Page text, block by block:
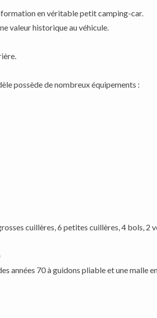
en véritable petit camping-car.
valeur historique au véhicule.
possède de nombreux équipements :
cuillères, 6 petites cuillères, 4 bols, 2
années 70 à guidons pliable et une malle